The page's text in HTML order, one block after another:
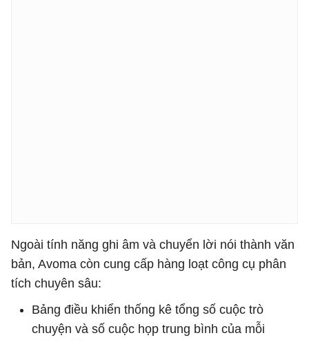
Ngoài tính năng ghi âm và chuyển lời nói thành văn
bản, Avoma còn cung cấp hàng loạt công cụ phân
tích chuyên sâu:
Bảng điều khiển thống kê tổng số cuộc trò
chuyện và số cuộc họp trung bình của mỗi